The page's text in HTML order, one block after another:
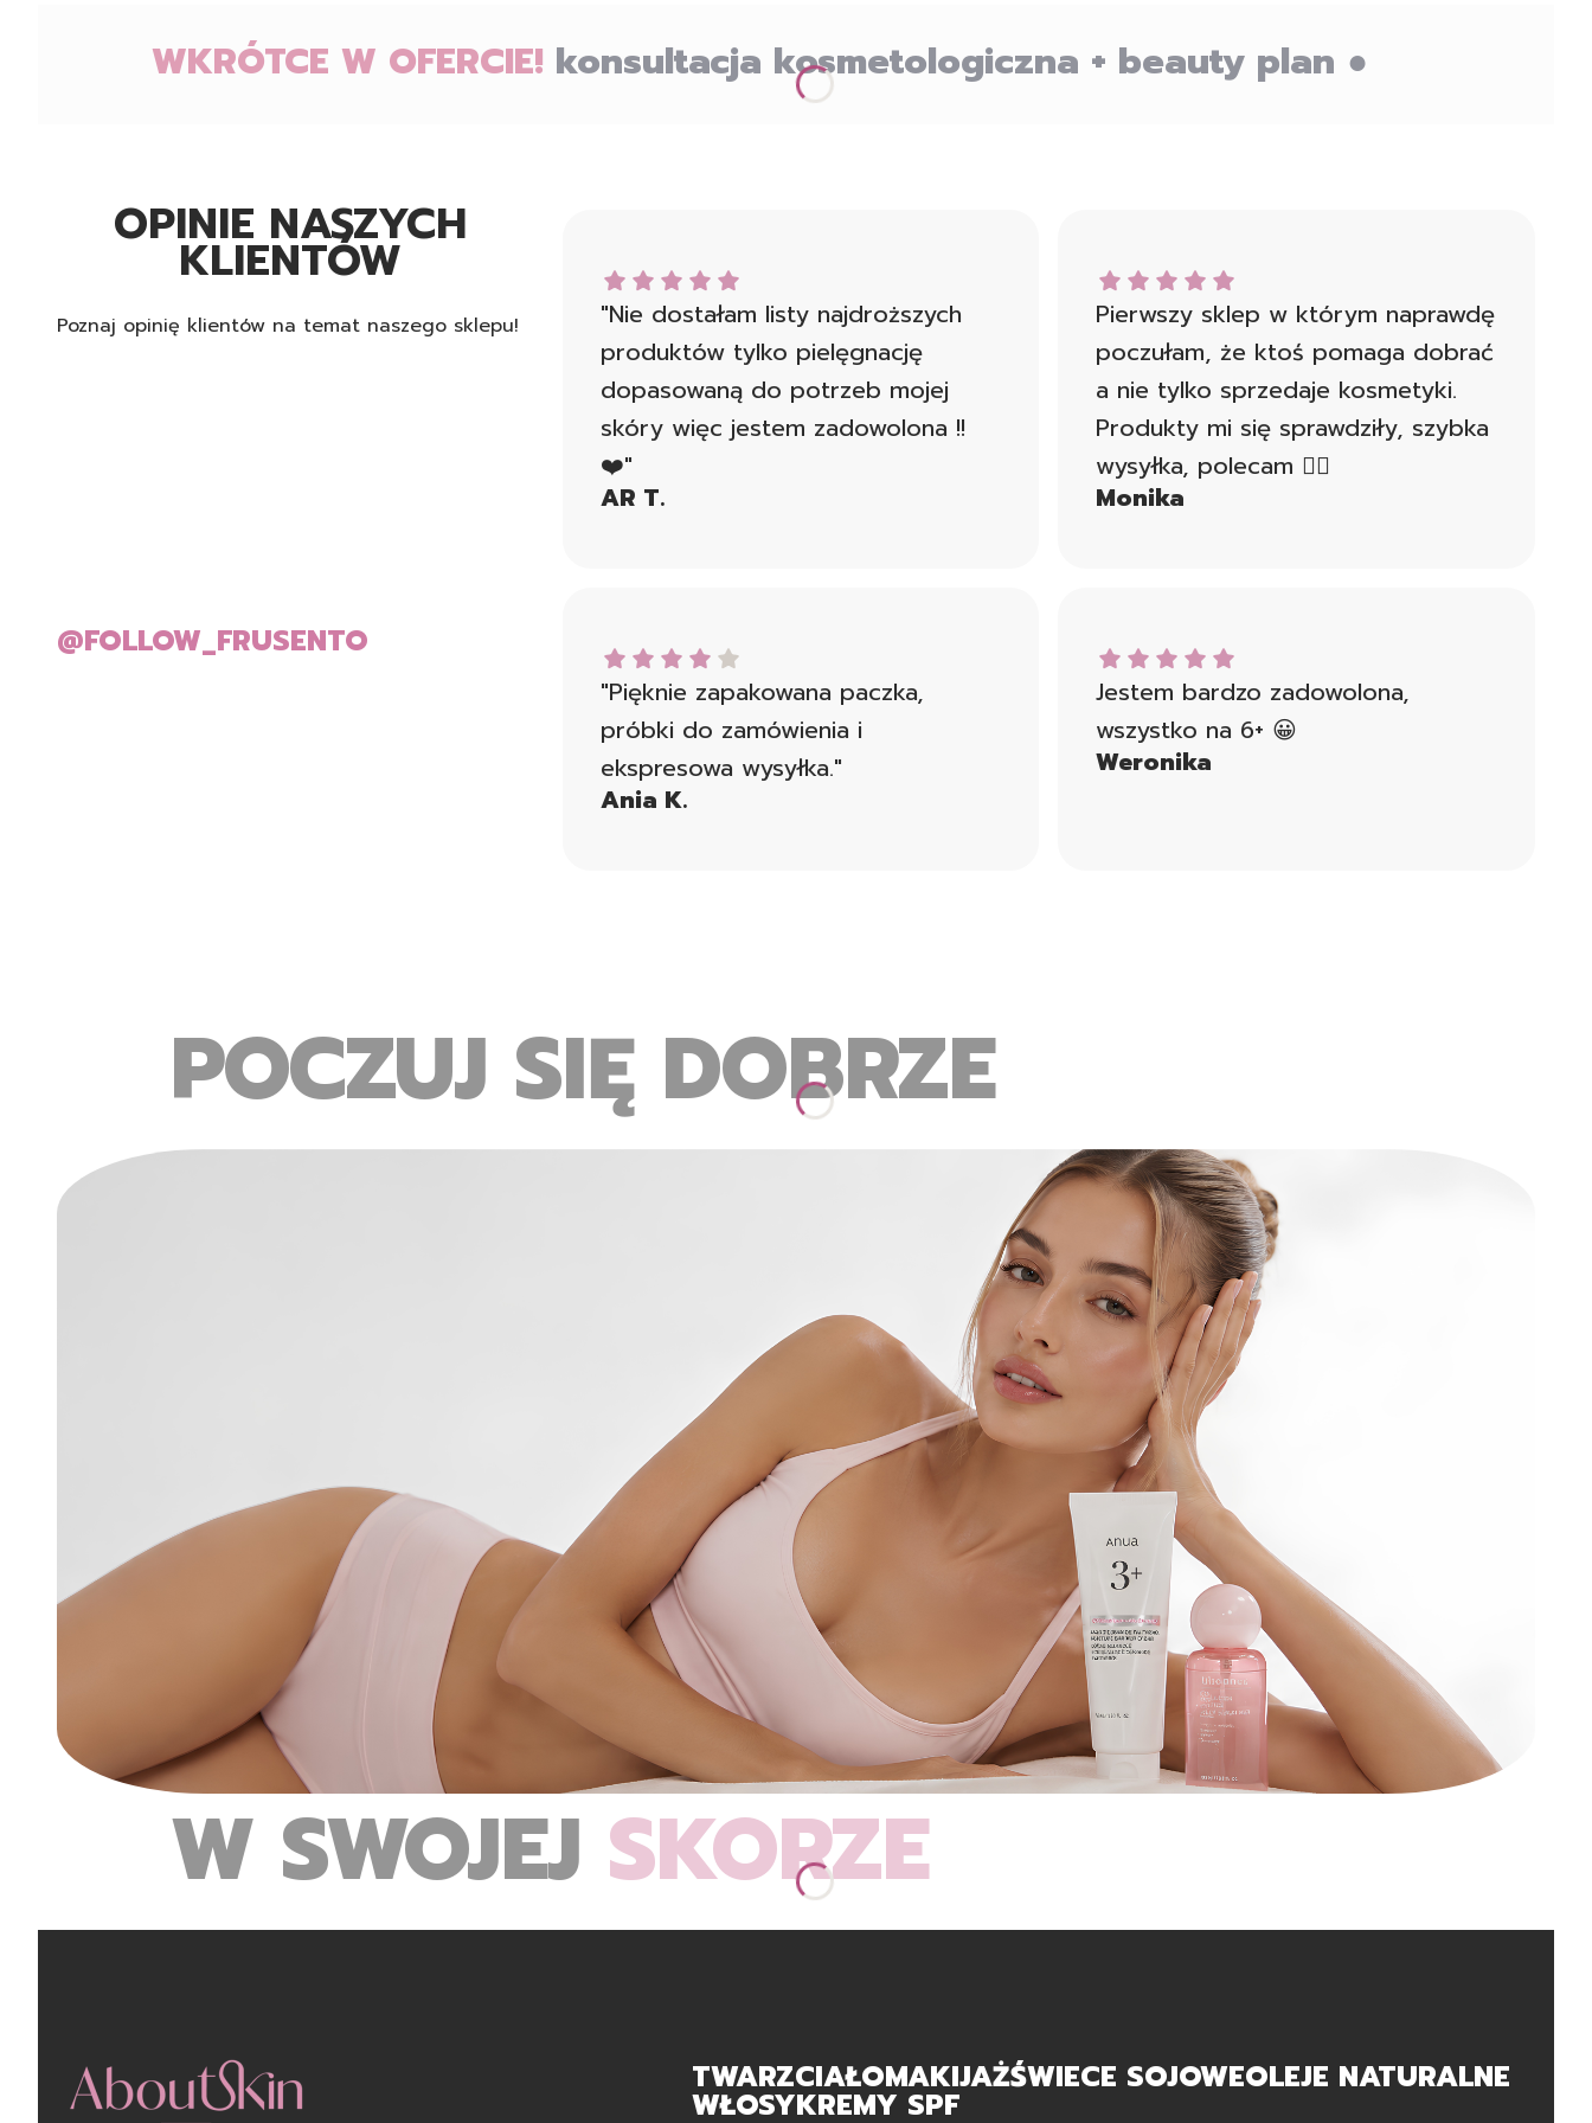
WKRÓTCE W OFERCIE! konsultacja kosmetologiczna + beauty plan ●
OPINIE NASZYCH
KLIENTÓW
Poznaj opinię klientów na temat naszego sklepu!
@FOLLOW_FRUSENTO
AR T. dał ocenę: 5
"Nie dostałam listy najdroższych
produktów tylko pielęgnację
dopasowaną do potrzeb mojej
skóry więc jestem zadowolona !!
❤️"
AR T.
Monika dał ocenę: 5
Pierwszy sklep w którym naprawdę
poczułam, że ktoś pomaga dobrać
a nie tylko sprzedaje kosmetyki.
Produkty mi się sprawdziły, szybka
wysyłka, polecam 👍🏻
Monika
Ania K. dał ocenę: 4
"Pięknie zapakowana paczka,
próbki do zamówienia i
ekspresowa wysyłka."
Ania K.
Weronika dał ocenę: 5
Jestem bardzo zadowolona,
wszystko na 6+ 😀
Weronika
POCZUJ SIĘ DOBRZE
W SWOJEJ SKÓRZE
TWARZCIAŁOMAKIJAŻŚWIECE SOJOWEOLEJE NATURALNE
WŁOSYKREMY SPF